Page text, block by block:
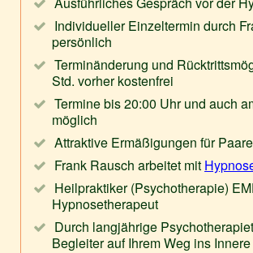
Individueller Einzeltermin durch
persönlich
Terminänderung und
Std. vorher kostenfrei
Termine bis 20:00 Uhr und auch
möglich
Attraktive Ermäßigungen für Paare
Frank Rausch arbeitet mit
Heilpraktiker (Psychotherapie)
Hypnosetherapeut
Durch langjährige
Begleiter auf Ihrem Weg ins Innere